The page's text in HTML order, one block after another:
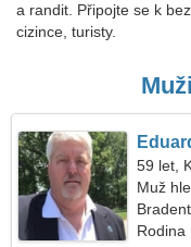
a randit. Připojte se k
cizince, turisty.
59 let,
Muž
Rodina